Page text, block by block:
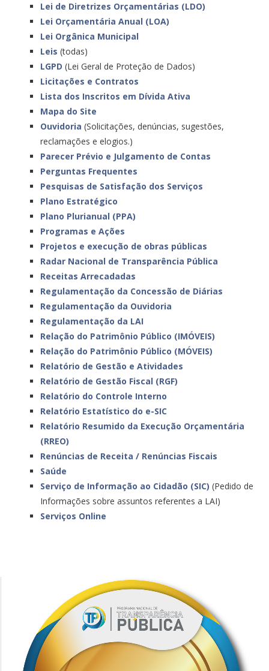
Lei de Diretrizes Orçamentárias (LDO)
Lei Orçamentária Anual (LOA)
Lei Orgânica Municipal
Leis (todas)
LGPD (Lei Geral de Proteção de Dados)
Licitações e Contratos
Lista dos Inscritos em Dívida Ativa
Mapa do Site
Ouvidoria (Solicitações, denúncias, sugestões,
reclamações e elogios.)
Parecer Prévio e Julgamento de Contas
Perguntas Frequentes
Pesquisas de Satisfação dos Serviços
Plano Estratégico
Plano Plurianual (PPA)
Programas e Ações
Projetos e execução de obras públicas
Radar Nacional de Transparência Pública
Receitas Arrecadadas
Regulamentação da Concessão de Diárias
Regulamentação da Ouvidoria
Regulamentação da LAI
Relação do Patrimônio Público (IMÓVEIS)
Relação do Patrimônio Público (MÓVEIS)
Relatório de Gestão e Atividades
Relatório de Gestão Fiscal (RGF)
Relatório do Controle Interno
Relatório Estatístico do e-SIC
Relatório Resumido da Execução Orçamentária
(RREO)
Renúncias de Receita / Renúncias Fiscais
Saúde
Serviço de Informação ao Cidadão (SIC) (Pedido de
Informações sobre assuntos referentes a LAI)
Serviços Online